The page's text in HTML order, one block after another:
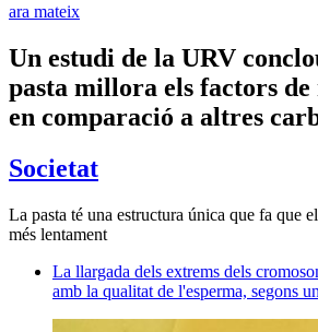
ara mateix
Un estudi de la URV
pasta millora els factors
en comparació a altres
Societat
La pasta té una estructura única que fa que
més lentament
La llargada dels extrems dels
amb la qualitat de l'esperma, segons